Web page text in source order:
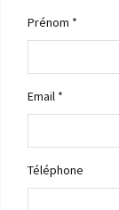
Prénom *
Email *
Téléphone